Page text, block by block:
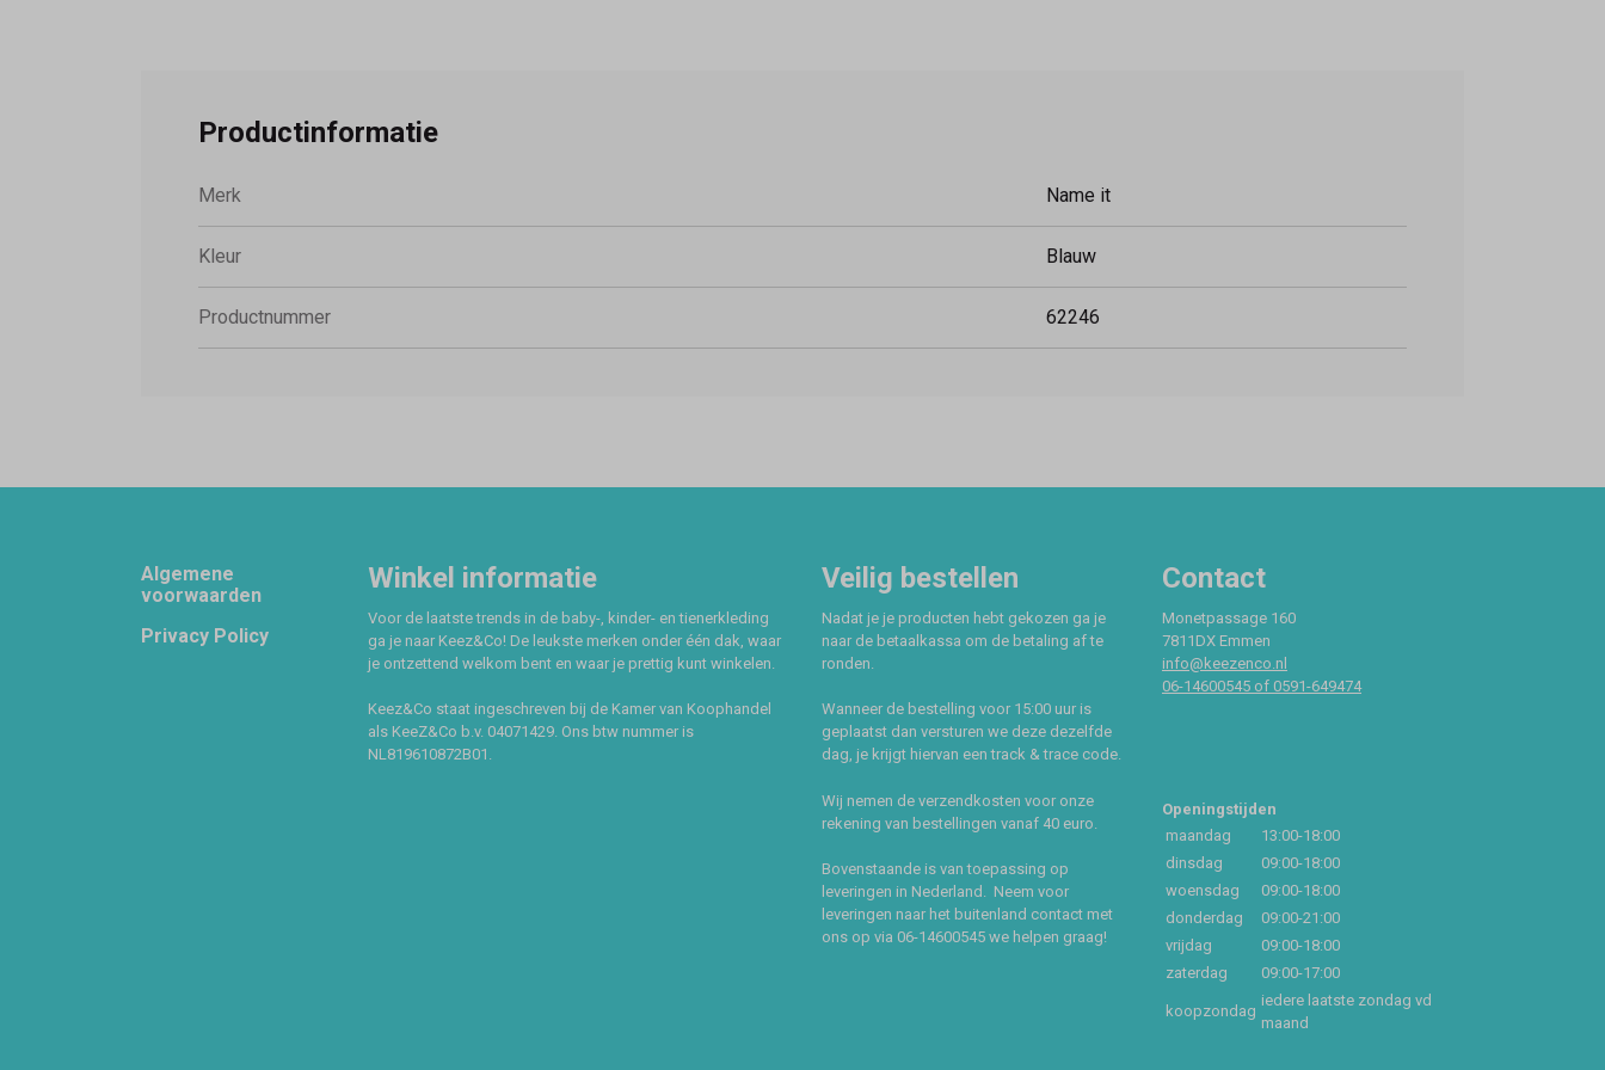
Productinformatie
Merk Name it
Kleur Blauw
Productnummer 62246
Footer
Algemene
voorwaarden
Privacy Policy
Winkel informatie
Voor de laatste trends in de baby-, kinder- en tienerkleding
ga je naar Keez&Co! De leukste merken onder één dak, waar
je ontzettend welkom bent en waar je prettig kunt winkelen.
Keez&Co staat ingeschreven bij de Kamer van Koophandel
als KeeZ&Co b.v. 04071429. Ons btw nummer is
NL819610872B01.
Veilig bestellen
Nadat je je producten hebt gekozen ga je
naar de betaalkassa om de betaling af te
ronden.
Wanneer de bestelling voor 15:00 uur is
geplaatst dan versturen we deze dezelfde
dag, je krijgt hiervan een track & trace code.
Wij nemen de verzendkosten voor onze
rekening van bestellingen vanaf 40 euro.
Bovenstaande is van toepassing op
leveringen in Nederland. Neem voor
leveringen naar het buitenland contact met
ons op via 06-14600545 we helpen graag!
Contact
Monetpassage 160
7811DX Emmen
info@keezenco.nl
06-14600545 of 0591-649474
Openingstijden
maandag
13:00-18:00
dinsdag
09:00-18:00
woensdag
09:00-18:00
donderdag
09:00-21:00
vrijdag
09:00-18:00
zaterdag
09:00-17:00
koopzondag
iedere laatste zondag vd
maand